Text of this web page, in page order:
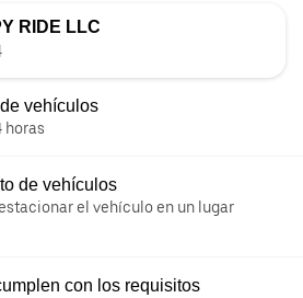
RIDE LLC
vehículos
horas
de vehículos
el vehículo en un lugar
con los requisitos